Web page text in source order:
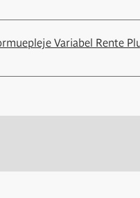
Variabel Rente